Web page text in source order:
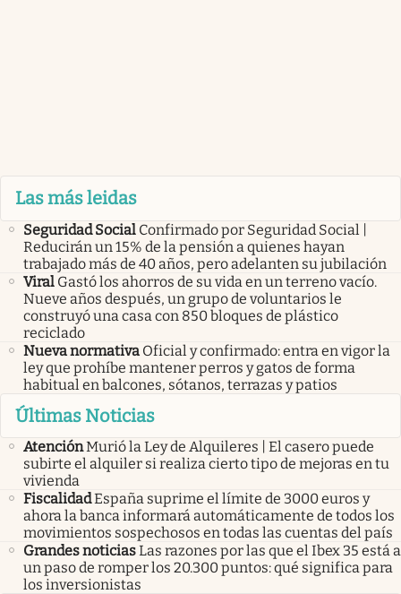
Las más leidas
Seguridad Social Confirmado por Seguridad Social |
Reducirán un 15% de la pensión a quienes hayan
trabajado más de 40 años, pero adelanten su jubilación
Viral Gastó los ahorros de su vida en un terreno vacío.
Nueve años después, un grupo de voluntarios le
construyó una casa con 850 bloques de plástico
reciclado
Nueva normativa Oficial y confirmado: entra en vigor la
ley que prohíbe mantener perros y gatos de forma
habitual en balcones, sótanos, terrazas y patios
Últimas Noticias
AtenciónMurió la Ley de Alquileres | El casero puede
subirte el alquiler si realiza cierto tipo de mejoras en tu
vivienda
FiscalidadEspaña suprime el límite de 3000 euros y
ahora la banca informará automáticamente de todos los
movimientos sospechosos en todas las cuentas del país
Grandes noticiasLas razones por las que el Ibex 35 está a
un paso de romper los 20.300 puntos: qué significa para
los inversionistas